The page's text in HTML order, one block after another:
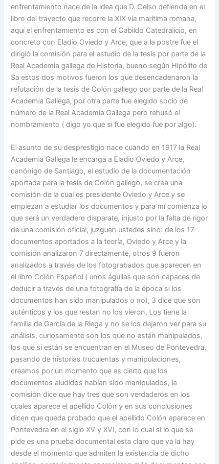
enfrentamiento nace de la idea que D. Celso defiende en el
libro del trayecto que recorre la XIX vía marítima romana,
aquí el enfrentamiento es con el Cabildo Catedralicio, en
concreto con Eladio Oviedo y Arce, que a la postre fue el
dirigió la comisión para el estudio de la tesis por parte de la
Real Academia gallega de Historia, bueno según Hipólito de
Sa estos dos motivos fueron los que desencadenaron la
refutación de la tesis de Colón gallego por parte de la Real
Academia Gallega, por otra parte fue elegido socio de
número de la Real Academia Gallega pero rehusó el
nombramiento ( digo yo que si fue elegido fue por algo).
El asunto de su desprestigio nace cuando en 1917 la Real
Academia Gallega le encarga a Eladio Oviedo y Arce,
canónigo de Santiago, el estudio de la documentación
aportada para la tesis de Colón gallego, se crea una
comisión de la cual es presidente Oviedo y Arce y se
empiezan a estudiar los documentos y para mí comienza lo
que será un verdadero disparate, injusto por la falta de rigor
de una comisión oficial, juzguen ustedes sino: de los 17
documentos aportados a la teoría, Oviedo y Arce y la
comisión analizaron 7 directamente, otros 9 fueron
analizados a través de los fotograbados que aparecen en
el libro Colón Español ( unos águilas que son capaces de
deducir a través de una fotografía de la época si los
documentos han sido manipulados o no), 3 dice que son
auténticos y los que restan no los vieron, Los tiene la
familia de García de la Riega y no se los dejaron ver para su
análisis, curiosamente son los que no están manipulados,
los que si están se encuentran en el Museo de Pontevedra,
pasando de historias truculentas y manipulaciones,
creamos por un momento que es cierto que los
documentos aludidos habían sido manipulados, la
comisión dice que hay tres que son verdaderos en los
cuales aparece el apellido Colón y en sus conclusiones
dicen que queda probado que el apellido Colón aparece en
Pontevedra en el siglo XV y XVI, con lo cual si lo que se
pide es una prueba documental esta claro que ya la hay
desde el momento que admiten la existencia de dicho